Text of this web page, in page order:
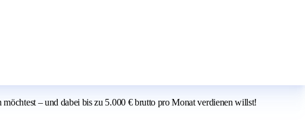
– und dabei bis zu 5.000 € brutto pro Monat verdienen willst!